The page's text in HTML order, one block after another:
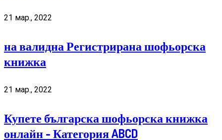
21 мар., 2022
на валидна Регистрирана шофьорска
книжка
21 мар., 2022
Купете българска шофьорска книжка
онлайн - Категория ABCD